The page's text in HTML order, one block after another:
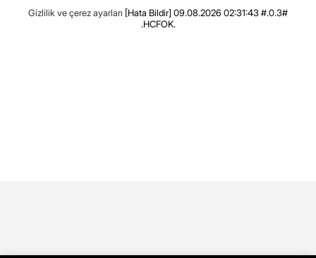
Gizlilik ve çerez ayarları [Hata Bildir] 09.08.2026 02:31:43 #.0.3#
.HCFOK.